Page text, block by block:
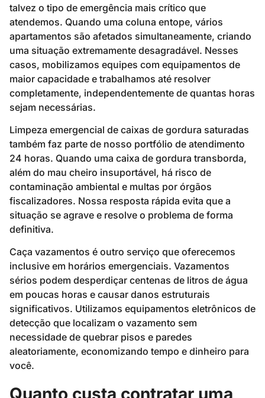
talvez o tipo de emergência mais crítico que
atendemos. Quando uma coluna entope, vários
apartamentos são afetados simultaneamente, criando
uma situação extremamente desagradável. Nesses
casos, mobilizamos equipes com equipamentos de
maior capacidade e trabalhamos até resolver
completamente, independentemente de quantas horas
sejam necessárias.
Limpeza emergencial de caixas de gordura saturadas
também faz parte de nosso portfólio de atendimento
24 horas. Quando uma caixa de gordura transborda,
além do mau cheiro insuportável, há risco de
contaminação ambiental e multas por órgãos
fiscalizadores. Nossa resposta rápida evita que a
situação se agrave e resolve o problema de forma
definitiva.
Caça vazamentos é outro serviço que oferecemos
inclusive em horários emergenciais. Vazamentos
sérios podem desperdiçar centenas de litros de água
em poucas horas e causar danos estruturais
significativos. Utilizamos equipamentos eletrônicos de
detecção que localizam o vazamento sem
necessidade de quebrar pisos e paredes
aleatoriamente, economizando tempo e dinheiro para
você.
Quanto custa contratar uma